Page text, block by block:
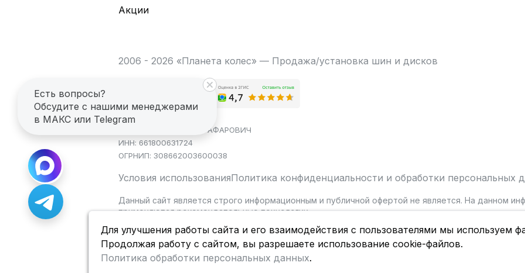
Акции
2006 - 2026 «Планета колес» — Продажа/установка шин и дисков
ИП САГДЕЕВ ДИНАР ЯГАФАРОВИЧ
ИНН: 661800631724
ОГРНИП: 308662003600038
Условия использованияПолитика конфиденциальности и обработки персональных
Данный сайт является строго информационным и публичной офертой не является. На данном
применяются рекомендательные технологии.
Есть вопросы?
Обсудите с нашими менеджерами
в МАКС или Telegram
Для улучшения работы сайта и его взаимодействия с пользователями мы используем
Продолжая работу с сайтом, вы разрешаете использование cookie-файлов.
Политика обработки персональных данных.